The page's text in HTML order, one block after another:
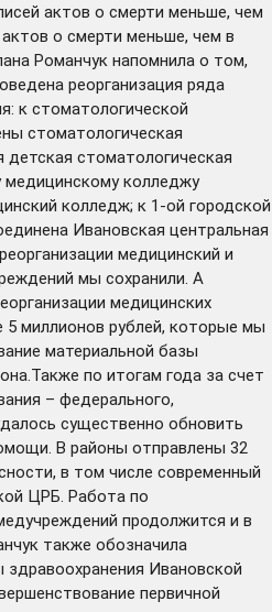
актов о смерти меньше, чем
о смерти меньше, чем в
Романчук напомнила о том,
реорганизация ряда
к стоматологической
стоматологическая
стоматологическая
медицинскому колледжу
колледж; к 1-ой городской
Ивановская центральная
медицинский и
мы сохранили. А
медицинских
5 миллионов рублей, которые мы
материальной базы
по итогам года за счет
– федерального,
существенно обновить
В районы отправлены 32
в том числе современный
ЦРБ. Работа по
продолжится и в
также обозначила
Ивановской
первичной